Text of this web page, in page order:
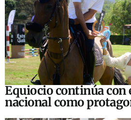
Equiocio continúa con
nacional como